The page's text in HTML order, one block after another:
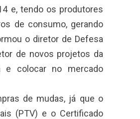
e, tendo os produtores
de consumo, gerando
o diretor de Defesa
de novos projetos da
e colocar no mercado
de mudas, já que o
(PTV) e o Certificado